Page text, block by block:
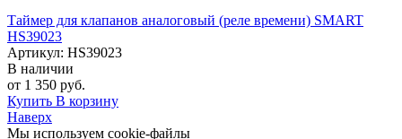
Таймер для клапанов аналоговый (реле времени) SMART
HS39023
Артикул: HS39023
В наличии
от 1 350 руб.
Купить В корзину
Наверх
Мы используем cookie-файлы